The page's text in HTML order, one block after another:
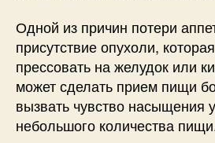
Одной из причин потери
присутствие опухоли,
прессовать на желудок или
может сделать прием пищи
вызвать чувство насыщения
небольшого количества